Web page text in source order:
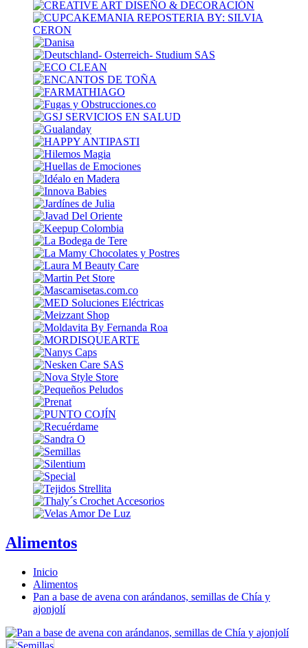
Alimentos
Inicio
Alimentos
Pan a base de avena con arándanos, semillas de Chía y
ajonjolí